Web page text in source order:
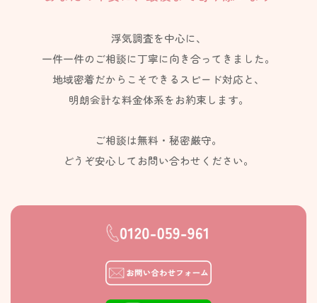
浮気調査を中心に、
一件一件のご相談に丁寧に向き合ってきました。
地域密着だからこそできるスピード対応と、
明朗会計な料金体系をお約束します。
ご相談は無料・秘密厳守。
どうぞ安心してお問い合わせください。